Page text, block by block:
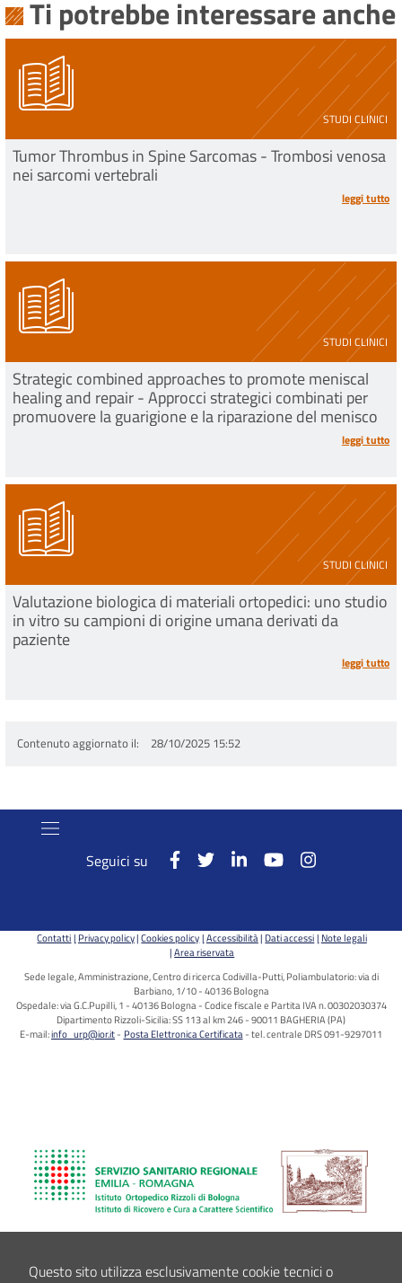
Ti potrebbe interessare anche
STUDI CLINICI
Tumor Thrombus in Spine Sarcomas - Trombosi venosa
nei sarcomi vertebrali
leggi tutto
STUDI CLINICI
Strategic combined approaches to promote meniscal
healing and repair - Approcci strategici combinati per
promuovere la guarigione e la riparazione del menisco
leggi tutto
STUDI CLINICI
Valutazione biologica di materiali ortopedici: uno studio
in vitro su campioni di origine umana derivati da
paziente
leggi tutto
Contenuto aggiornato il 28/10/2025 15:52
Seguici su
Contatti Privacy policy Cookies policy Accessibilità Dati accessi Note legali
Area riservata
Sede legale, Amministrazione, Centro di ricerca Codivilla-Putti, Poliambulatorio: via di
Barbiano, 1/10 - 40136 Bologna
Ospedale: via G.C.Pupilli, 1 - 40136 Bologna - Codice fiscale e Partita IVA n. 00302030374
Dipartimento Rizzoli-Sicilia: SS 113 al km 246 - 90011 BAGHERIA (PA)
E-mail:info_urp@ior.it Posta Elettronica Certificata tel. centrale DRS 091-9297011
Questo sito utilizza esclusivamente cookie tecnici o